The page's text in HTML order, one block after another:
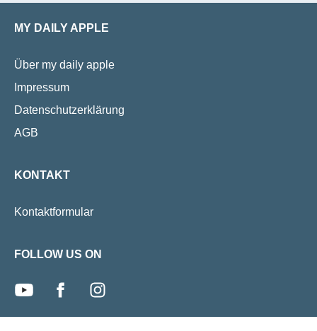
20 Jahre lang mit dieser Frage
MY DAILY APPLE
Über my daily apple
Impressum
Datenschutzerklärung
AGB
KONTAKT
Kontaktformular
FOLLOW US ON
youtube facebookinstagram